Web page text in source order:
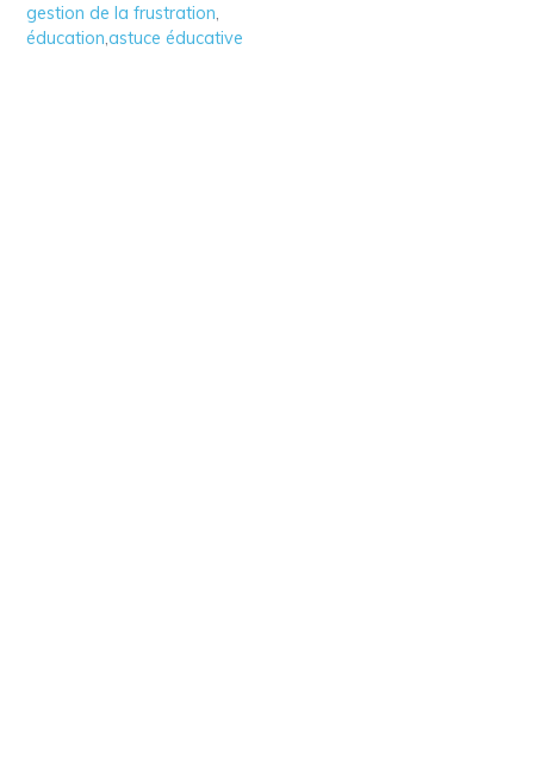
gestion de la frustration,
éducation,astuce éducative